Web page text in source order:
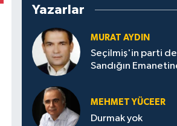
Yazarlar
MURAT AYDIN
Seçilmiş'in parti
Sandığın
MEHMET YÜCEER
Durmak yok